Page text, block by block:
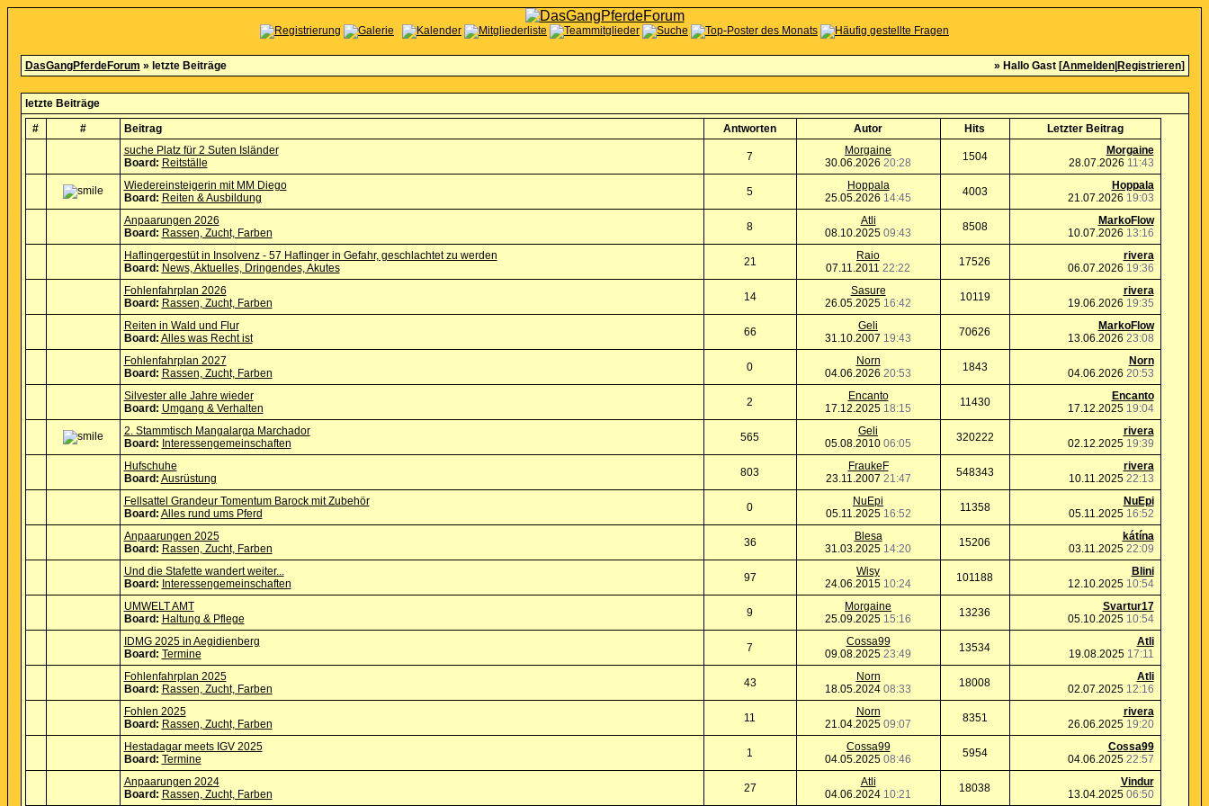
DasGangPferdeForum » letzte Beiträge » Hallo Gast [Anmelden| Registrieren]
letzte Beiträge
#
# Beitrag Antworten Autor Hits
Letzter Beitrag
suche Platz für 2 Suten Isländer
Board: Reitställe 7
Morgaine
30.06.2026 20:28 1504
Morgaine
28.07.2026 11:43
Wiedereinsteigerin mit MM Diego
Board: Reiten & Ausbildung 5
Hoppala
25.05.2026 14:45 4003
Hoppala
21.07.2026 19:03
Anpaarungen 2026
Board: Rassen, Zucht, Farben 8
Atli
08.10.2025 09:43 8508
MarkoFlow
10.07.2026 13:16
Haflingergestüt in Insolvenz - 57 Haflinger in Gefahr, geschlachtet zu werden
Board: News, Aktuelles, Dringendes, Akutes 21
Raio
07.11.2011 22:22 17526
rivera
06.07.2026 19:36
Fohlenfahrplan 2026
Board: Rassen, Zucht, Farben 14
Sasure
26.05.2025 16:42 10119
rivera
19.06.2026 19:35
Reiten in Wald und Flur
Board: Alles was Recht ist 66
Geli
31.10.2007 19:43 70626
MarkoFlow
13.06.2026 23:08
Fohlenfahrplan 2027
Board: Rassen, Zucht, Farben 0
Norn
04.06.2026 20:53 1843
Norn
04.06.2026 20:53
Silvester alle Jahre wieder
Board: Umgang & Verhalten 2
Encanto
17.12.2025 18:15 11430
Encanto
17.12.2025 19:04
2. Stammtisch Mangalarga Marchador
Board: Interessengemeinschaften 565
Geli
05.08.2010 06:05 320222
rivera
02.12.2025 19:39
Hufschuhe
Board: Ausrüstung 803
FraukeF
23.11.2007 21:47 548343
rivera
10.11.2025 22:13
Fellsattel Grandeur Tomentum Barock mit Zubehör
Board: Alles rund ums Pferd 0
NuEpi
05.11.2025 16:52 11358
NuEpi
05.11.2025 16:52
Anpaarungen 2025
Board: Rassen, Zucht, Farben 36
Blesa
31.03.2025 14:20 15206
kátína
03.11.2025 22:09
Und die Stafette wandert weiter...
Board: Interessengemeinschaften 97
Wisy
24.06.2015 10:24 101188
Blini
12.10.2025 10:54
UMWELT AMT
Board: Haltung & Pflege 9
Morgaine
25.09.2025 15:16 13236
Svartur17
05.10.2025 10:54
IDMG 2025 in Aegidienberg
Board: Termine 7
Cossa99
09.08.2025 23:49 13534
Atli
19.08.2025 17:11
Fohlenfahrplan 2025
Board: Rassen, Zucht, Farben 43
Norn
18.05.2024 08:33 18008
Atli
02.07.2025 12:16
Fohlen 2025
Board: Rassen, Zucht, Farben 11
Norn
21.04.2025 09:07 8351
rivera
26.06.2025 19:20
Hestadagar meets IGV 2025
Board: Termine 1
Cossa99
04.05.2025 08:46 5954
Cossa99
04.06.2025 22:57
Anpaarungen 2024
Board: Rassen, Zucht, Farben 27
Atli
04.06.2024 10:21 18038
Vindur
13.04.2025 06:50